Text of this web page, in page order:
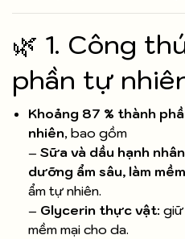
🌿 1. Công
phần tự
Khoảng 87 % thành
nhiên, bao gồm
– Sữa và dầu hạnh nhân
dưỡng ẩm sâu, làm
ẩm tự nhiên.
– Glycerin thực vật:
mềm mại cho da.